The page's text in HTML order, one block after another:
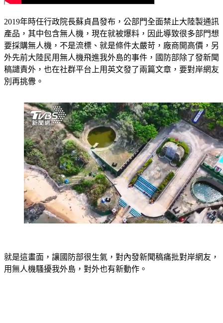
2019年時任行政院長蘇貞昌發布，公部門全面禁止大陸製通訊
產品，其中包含無人機，現在就被爆料，因此導致很多部門想
要採購無人機，不是流標、就是條件太嚴苛，廠商開高價，另
外先前大陸民用無人機飛進我外島的事件，國防部除了發新聞
稿譴責外，也在社群平台上用英文發了兩篇文章，要對岸網友
就是這畫面，讓國防部很生氣，對內發新聞稿痛批對岸網友，